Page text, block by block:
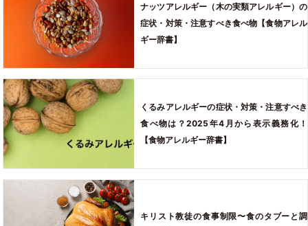
ナッツアレルギー（木の実類アレルギー）の
症状・対策・注意すべき食べ物【食物アレル
ギー辞書】
くるみアレルギーの症状・対策・注意すべき
食べ物は？2025年4月から表示義務化！
【食物アレルギー辞書】
キリスト教徒の食事制限〜食のタブーと調